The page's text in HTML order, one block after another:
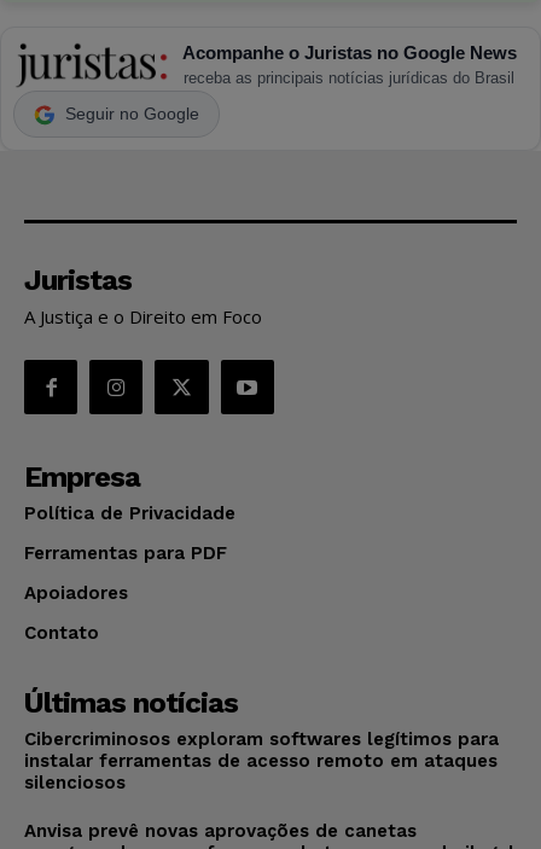
Acompanhe o Juristas no Google News
receba as principais notícias jurídicas do Brasil
Seguir no Google
Juristas
A Justiça e o Direito em Foco
Empresa
Política de Privacidade
Ferramentas para PDF
Apoiadores
Contato
Últimas notícias
Cibercriminosos exploram softwares legítimos para
instalar ferramentas de acesso remoto em ataques
silenciosos
Anvisa prevê novas aprovações de canetas